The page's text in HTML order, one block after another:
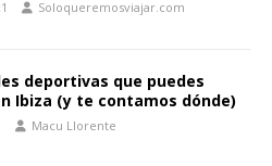
Soloqueremosviajar.com
deportivas que puedes
Ibiza (y te contamos dónde)
Macu Llorente